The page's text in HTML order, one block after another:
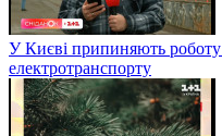
У Києві припиняють роботу
електротранспорту